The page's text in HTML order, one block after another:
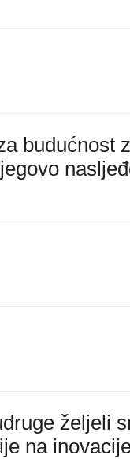
budućnost
željeli
na